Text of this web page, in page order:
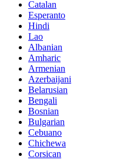
Catalan
Esperanto
Hindi
Lao
Albanian
Amharic
Armenian
Azerbaijani
Belarusian
Bengali
Bosnian
Bulgarian
Cebuano
Chichewa
Corsican